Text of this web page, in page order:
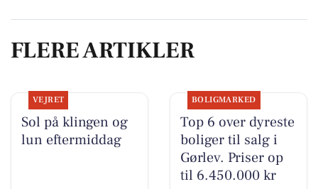
FLERE ARTIKLER
VEJRET
Sol på klingen og
lun eftermiddag
BOLIGMARKED
Top 6 over dyreste
boliger til salg i
Gørlev. Priser op
til 6.450.000 kr